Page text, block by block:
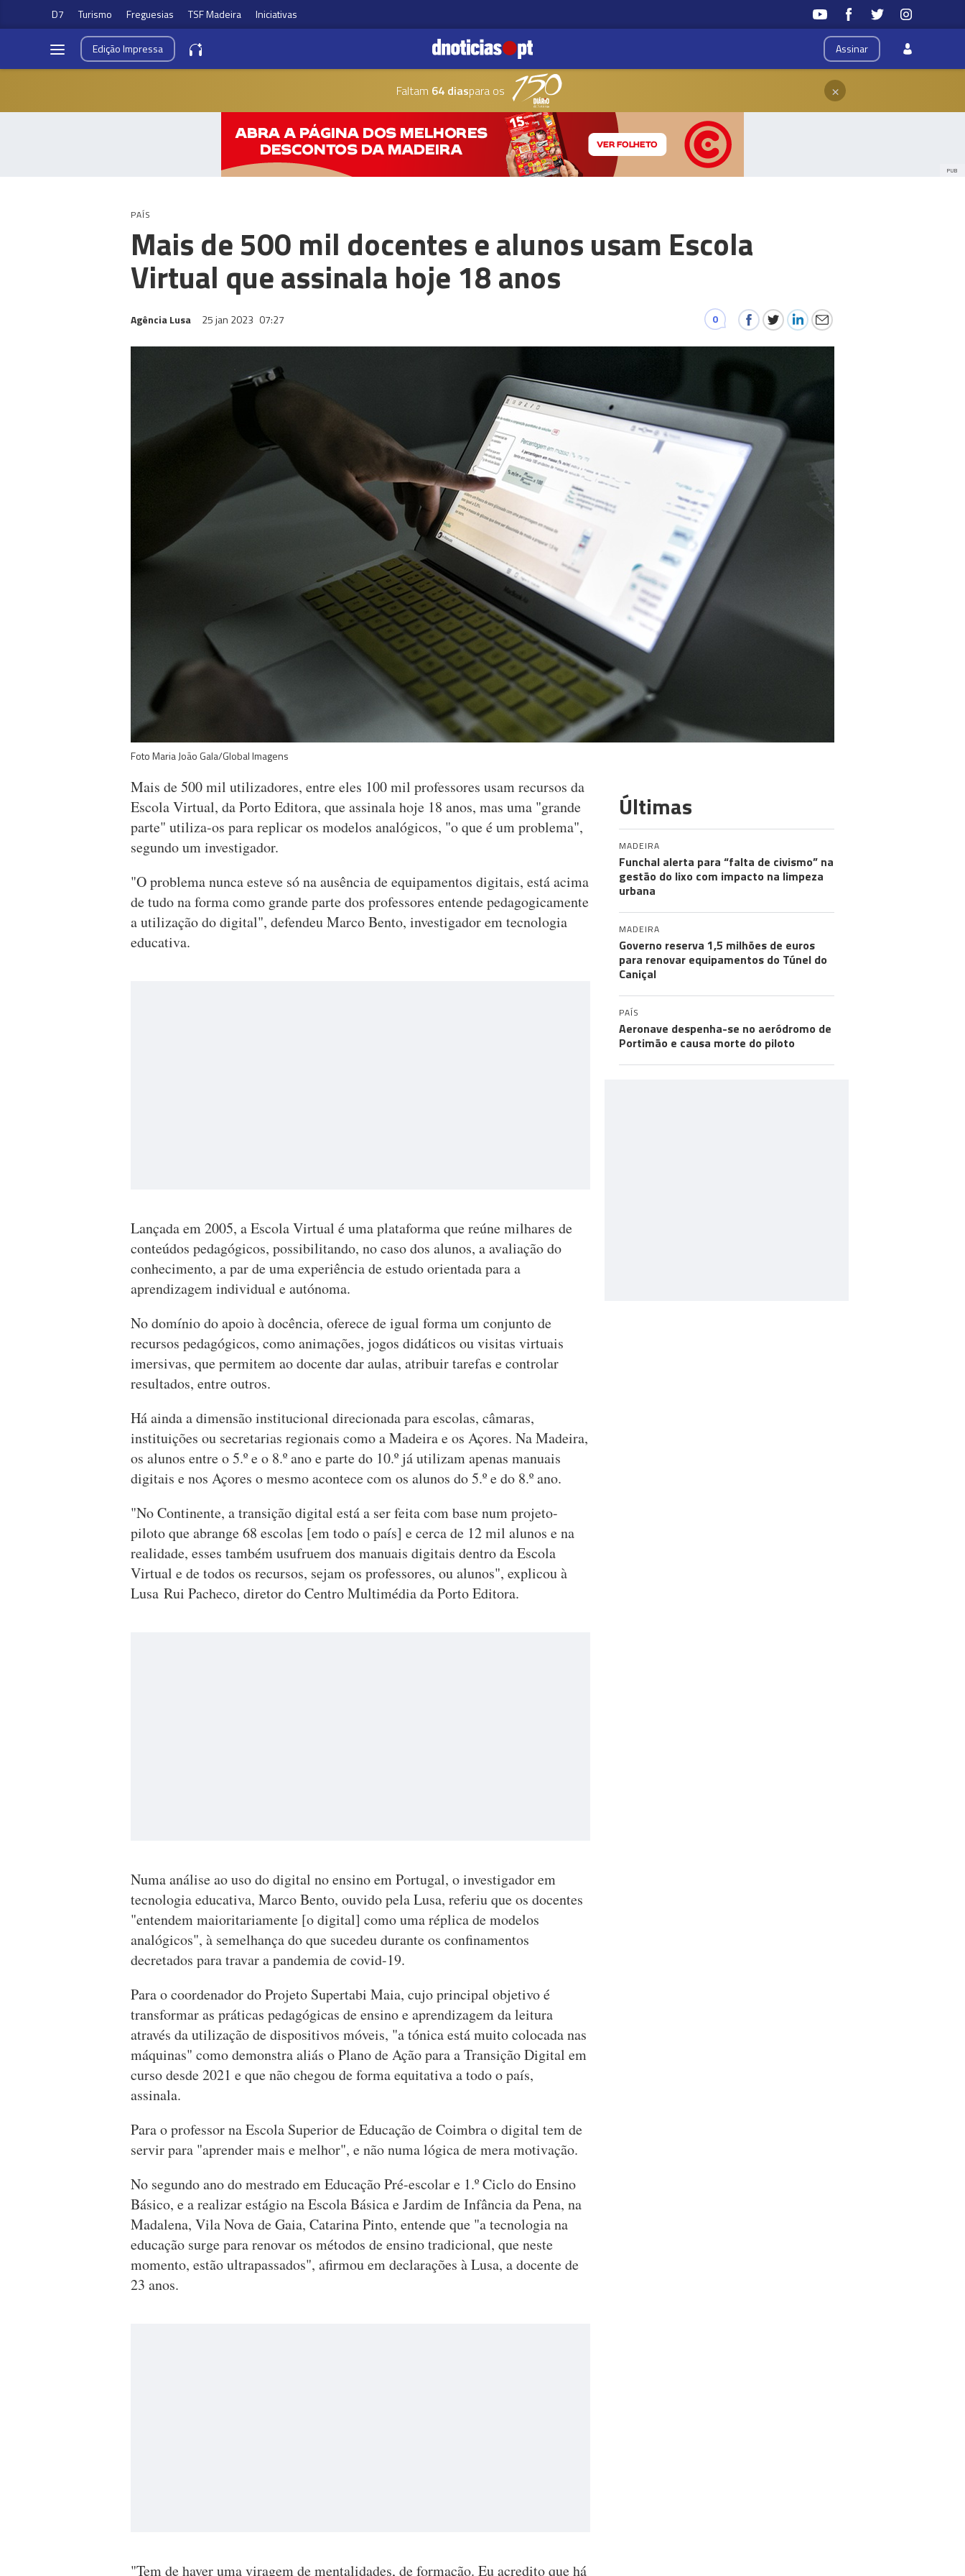
D7 Turismo Freguesias TSF Madeira Iniciativas
Assinar
EdiçãoImpressa
Faltam 64 diaspara os ×
PUB
PAÍS
Mais de 500 mil docentes e alunos usam Escola
Virtual que assinala hoje 18 anos
Agência Lusa 25 jan 2023 07:27 0
Foto Maria João Gala/Global Imagens
Mais de 500 mil utilizadores, entre eles 100 mil professores usam recursos da
Escola Virtual, da Porto Editora, que assinala hoje 18 anos, mas uma "grande
parte" utiliza-os para replicar os modelos analógicos, "o que é um problema",
segundo um investigador.
"O problema nunca esteve só na ausência de equipamentos digitais, está acima
de tudo na forma como grande parte dos professores entende pedagogicamente
a utilização do digital", defendeu Marco Bento, investigador em tecnologia
educativa.
Lançada em 2005, a Escola Virtual é uma plataforma que reúne milhares de
conteúdos pedagógicos, possibilitando, no caso dos alunos, a avaliação do
conhecimento, a par de uma experiência de estudo orientada para a
aprendizagem individual e autónoma.
No domínio do apoio à docência, oferece de igual forma um conjunto de
recursos pedagógicos, como animações, jogos didáticos ou visitas virtuais
imersivas, que permitem ao docente dar aulas, atribuir tarefas e controlar
resultados, entre outros.
Há ainda a dimensão institucional direcionada para escolas, câmaras,
instituições ou secretarias regionais como a Madeira e os Açores. Na Madeira,
os alunos entre o 5.º e o 8.º ano e parte do 10.º já utilizam apenas manuais
digitais e nos Açores o mesmo acontece com os alunos do 5.º e do 8.º ano.
"No Continente, a transição digital está a ser feita com base num projeto-
piloto que abrange 68 escolas [em todo o país] e cerca de 12 mil alunos e na
realidade, esses também usufruem dos manuais digitais dentro da Escola
Virtual e de todos os recursos, sejam os professores, ou alunos", explicou à
Lusa Rui Pacheco, diretor do Centro Multimédia da Porto Editora.
Numa análise ao uso do digital no ensino em Portugal, o investigador em
tecnologia educativa, Marco Bento, ouvido pela Lusa, referiu que os docentes
"entendem maioritariamente [o digital] como uma réplica de modelos
analógicos", à semelhança do que sucedeu durante os confinamentos
decretados para travar a pandemia de covid-19.
Para o coordenador do Projeto Supertabi Maia, cujo principal objetivo é
transformar as práticas pedagógicas de ensino e aprendizagem da leitura
através da utilização de dispositivos móveis, "a tónica está muito colocada nas
máquinas" como demonstra aliás o Plano de Ação para a Transição Digital em
curso desde 2021 e que não chegou de forma equitativa a todo o país,
assinala.
Para o professor na Escola Superior de Educação de Coimbra o digital tem de
servir para "aprender mais e melhor", e não numa lógica de mera motivação.
No segundo ano do mestrado em Educação Pré-escolar e 1.º Ciclo do Ensino
Básico, e a realizar estágio na Escola Básica e Jardim de Infância da Pena, na
Madalena, Vila Nova de Gaia, Catarina Pinto, entende que "a tecnologia na
educação surge para renovar os métodos de ensino tradicional, que neste
momento, estão ultrapassados", afirmou em declarações à Lusa, a docente de
23 anos.
"Tem de haver uma viragem de mentalidades, de formação. Eu acredito que há
Últimas
MADEIRA
Funchal alerta para “falta de civismo” na
gestão do lixo com impacto na limpeza
urbana
MADEIRA
Governo reserva 1,5 milhões de euros
para renovar equipamentos do Túnel do
Caniçal
PAÍS
Aeronave despenha-se no aeródromo de
Portimão e causa morte do piloto